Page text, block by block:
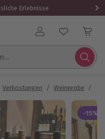
Erlebnisse
Benutzerkonto
Verkostungen / Weinprobe /
-15%